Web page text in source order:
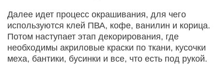
Далее идет процесс окрашивания, для чего
используются клей ПВА, кофе, ванилин и корица.
Потом наступает этап декорирования, где
необходимы акриловые краски по ткани, кусочки
меха, бантики, бусинки и все, что есть под рукой.